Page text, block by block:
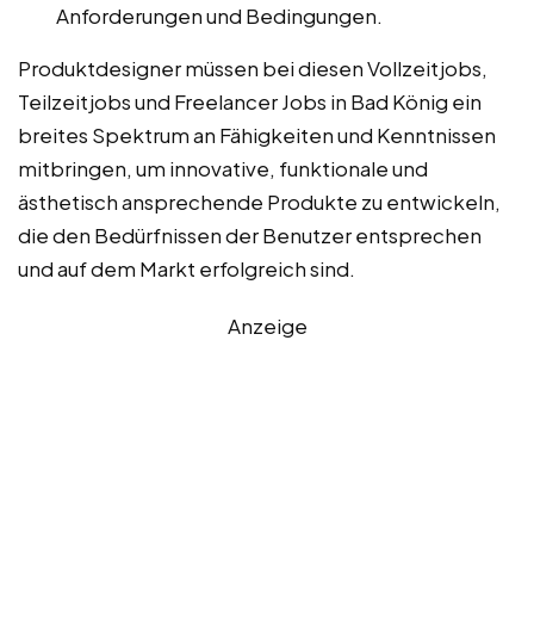
Anforderungen und Bedingungen.
Produktdesigner müssen bei diesen Vollzeitjobs,
Teilzeitjobs und Freelancer Jobs in Bad König ein
breites Spektrum an Fähigkeiten und Kenntnissen
mitbringen, um innovative, funktionale und
ästhetisch ansprechende Produkte zu entwickeln,
die den Bedürfnissen der Benutzer entsprechen
und auf dem Markt erfolgreich sind.
Anzeige